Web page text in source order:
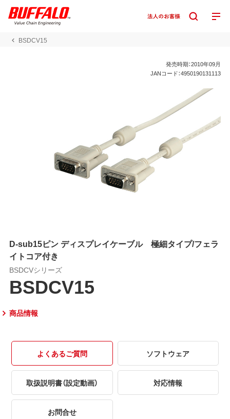
BSDCV15
発売時期：2010年09月
JANコード：4950190131113
D-sub15ピン ディスプレイケーブル 極細タイプ/フェラ
イトコア付き
BSDCVシリーズ
BSDCV15
商品情報
よくあるご質問 ソフトウェア
取扱説明書（設定動画） 対応情報
お問合せ